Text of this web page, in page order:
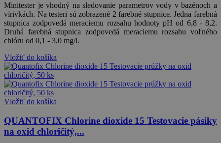
Minitester je vhodný na sledovanie parametrov vody v bazénoch a
vírivkách. Na testeri sú zobrazené 2 farebné stupnice. Jedna farebná
stupnica zodpovedá meraciemu rozsahu hodnoty pH od 6,8 - 8,2.
Druhá farebná stupnica zodpovedá meraciemu rozsahu voľného
chlóru od 0,1 - 3,0 mg/l.
Vložiť do košíka
Vložiť do košíka
QUANTOFIX Chlorine dioxide 15 Testovacie pásiky
na oxid chloričitý,...